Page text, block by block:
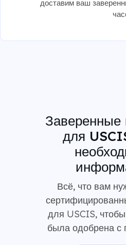
доставим ваш
Заверенные
для
Всё, что вам
для USCIS,
была одобрена с